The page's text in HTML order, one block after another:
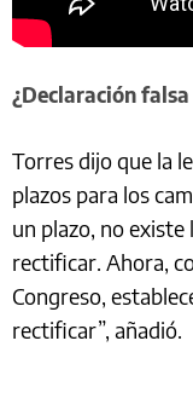
¿Declaración
Torres dijo que la
plazos para los
un plazo, no
rectificar. Ahora,
Congreso,
rectificar”, añadió.